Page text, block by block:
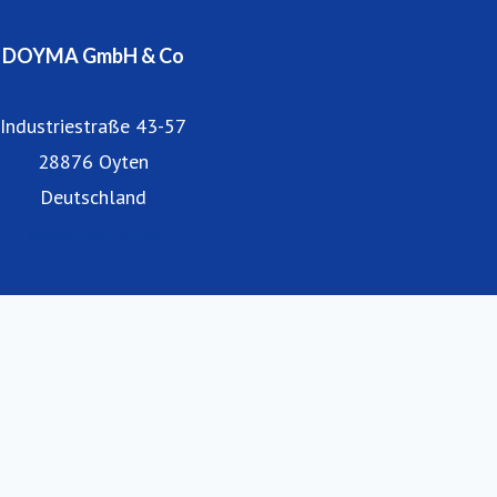
DOYMA GmbH & Co
Industriestraße 43-57
28876 Oyten
Deutschland